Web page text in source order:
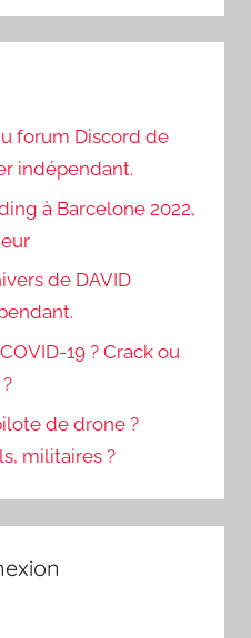
forum Discord de
indépendant.
à Barcelone 2022,
de DAVID
19 ? Crack ou
de drone ?
militaires ?